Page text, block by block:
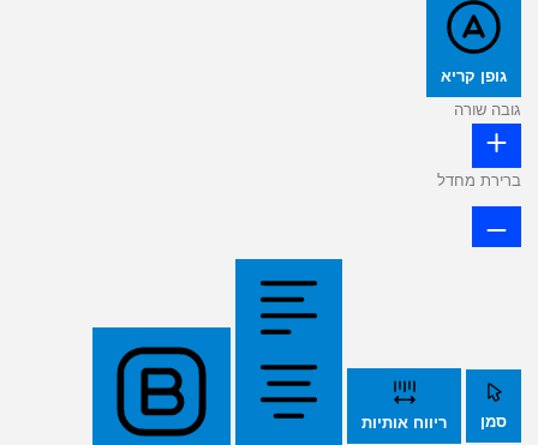
גופן קריא
גובה שורה
ברירת מחדל
סמן ריווח אותיות